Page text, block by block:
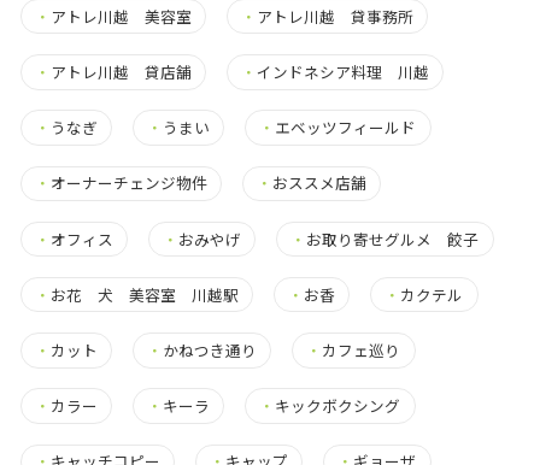
・ アトレ川越 美容室 ・ アトレ川越 貸事務所
・ アトレ川越 貸店舗 ・ インドネシア料理 川越
・ うなぎ ・ うまい ・ エベッツフィールド
・ オーナーチェンジ物件 ・ おススメ店舗
・ オフィス ・ おみやげ ・ お取り寄せグルメ 餃子
・ お花 犬 美容室 川越駅 ・ お香 ・ カクテル
・ カット ・ かねつき通り ・ カフェ巡り
・ カラー ・ キーラ ・ キックボクシング